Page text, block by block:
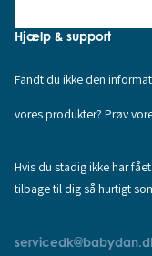
Hjælp & support
Fandt du ikke den
vores produkter? Prøv
Hvis du stadig ikke har
tilbage til dig så hurtigt